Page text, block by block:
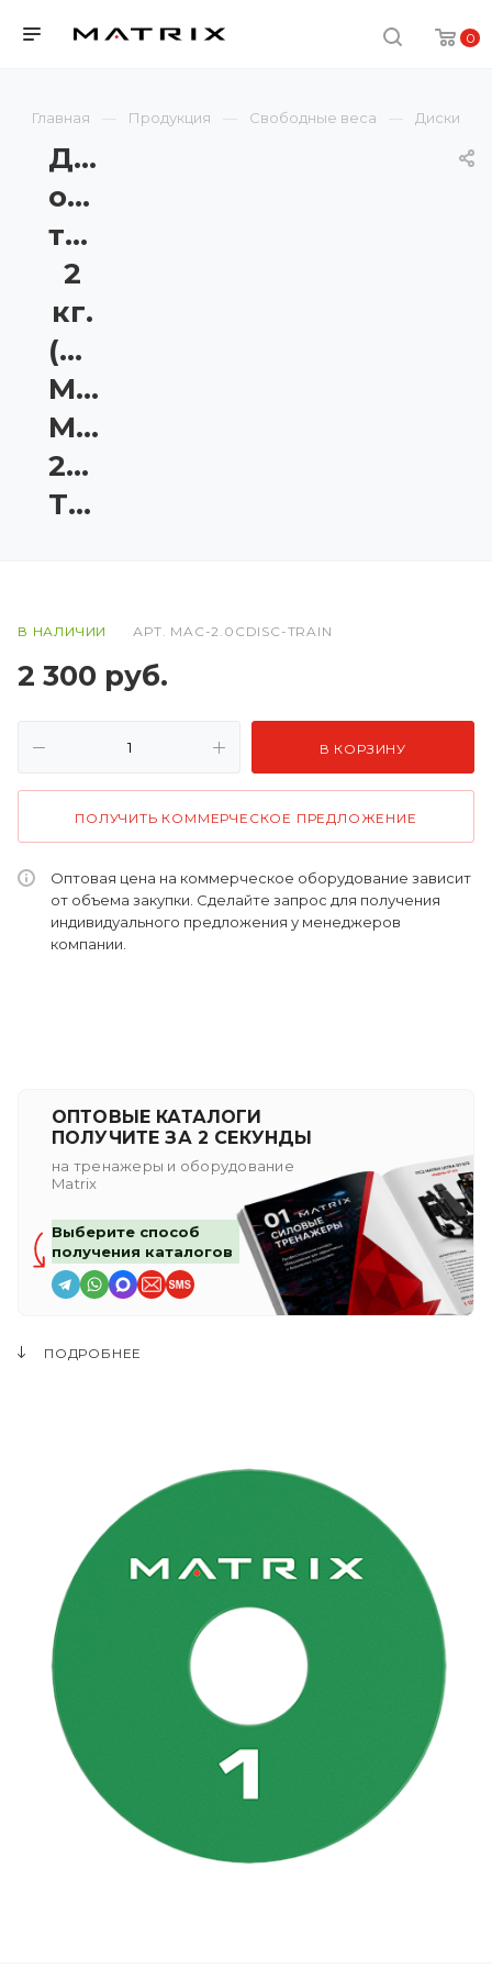
0
Главная Продукция Свободные веса Диски
Диск
обрезиненный
тренировочный
2
кг.
(синий)
Matrix
MAC-
2.0CDISC-
TRAIN
В НАЛИЧИИ АРТ. MAC-2.0CDISC-TRAIN
2 300 руб.
В КОРЗИНУ
ПОЛУЧИТЬ КОММЕРЧЕСКОЕ ПРЕДЛОЖЕНИЕ
Оптовая цена на коммерческое оборудование зависит
от объема закупки. Сделайте запрос для получения
индивидуального предложения у менеджеров
компании.
ОПТОВЫЕ КАТАЛОГИ
ПОЛУЧИТЕ ЗА 2 СЕКУНДЫ
на тренажеры и оборудование
Matrix
Выберите способ
получения каталогов
ПОДРОБНЕЕ